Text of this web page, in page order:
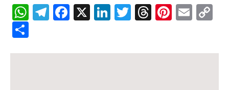
WhatsApp
Telegram
Facebook
X LinkedIn
Twitter
Threads